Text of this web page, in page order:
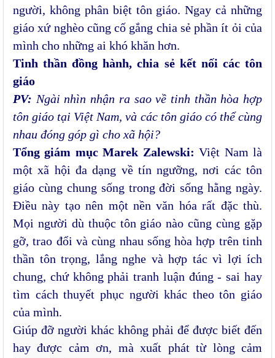
người, không phân biệt tôn giáo. Ngay cả những
giáo xứ nghèo cũng cố gắng chia sẻ phần ít ỏi của
mình cho những ai khó khăn hơn.
Tinh thần đồng hành, chia sẻ kết nối các tôn
giáo
PV: Ngài nhìn nhận ra sao về tinh thần hòa hợp
tôn giáo tại Việt Nam, và các tôn giáo có thể cùng
nhau đóng góp gì cho xã hội?
Tổng giám mục Marek Zalewski: Việt Nam là
một xã hội đa dạng về tín ngưỡng, nơi các tôn
giáo cùng chung sống trong đời sống hằng ngày.
Điều này tạo nên một nền văn hóa rất đặc thù.
Mọi người dù thuộc tôn giáo nào cũng cùng gặp
gỡ, trao đổi và cùng nhau sống hòa hợp trên tinh
thần tôn trọng, lắng nghe và hợp tác vì lợi ích
chung, chứ không phải tranh luận đúng - sai hay
tìm cách thuyết phục người khác theo tôn giáo
của mình.
Giúp đỡ người khác không phải để được biết đến
hay được cảm ơn, mà xuất phát từ lòng cảm